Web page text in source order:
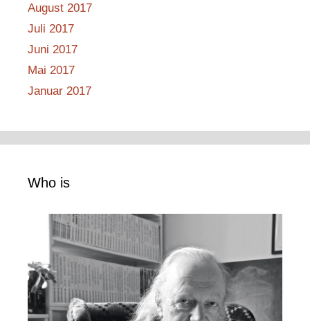
August 2017
Juli 2017
Juni 2017
Mai 2017
Januar 2017
Who is